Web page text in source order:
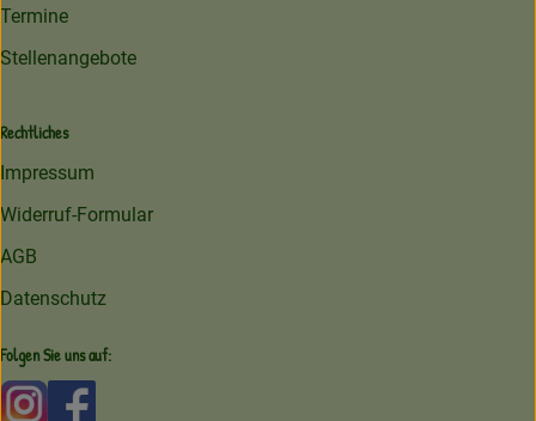
Termine
Stellenangebote
Rechtliches
Impressum
Widerruf-Formular
AGB
Datenschutz
Folgen Sie uns auf:
Externer Link zu https://www.instagram.com/